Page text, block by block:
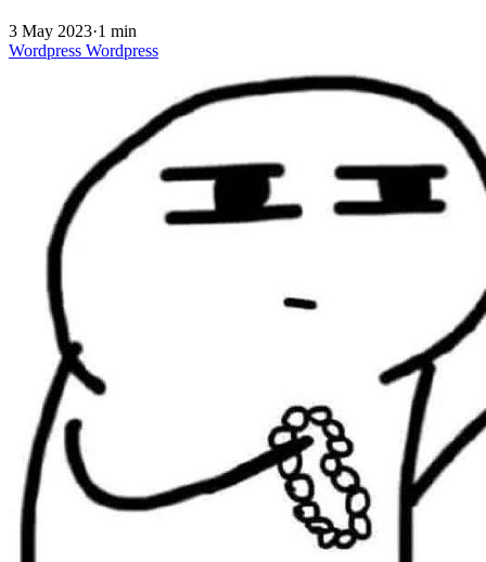
3 May 2023·1 min
Wordpress Wordpress